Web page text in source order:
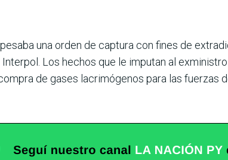
una orden de captura con fines de
Los hechos que le imputan al
de gases lacrimógenos para las fuerzas